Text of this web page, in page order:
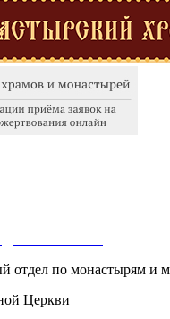
отдел по монастырям и
Церкви